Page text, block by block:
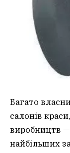
Багато
салонів
виробництв
найбільших